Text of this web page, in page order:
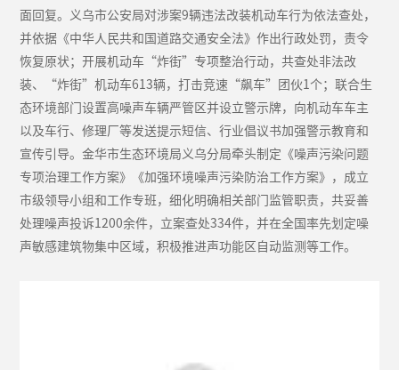
面回复。义乌市公安局对涉案9辆违法改装机动车行为依法查处，
并依据《中华人民共和国道路交通安全法》作出行政处罚，责令
恢复原状；开展机动车“炸街”专项整治行动，共查处非法改
装、“炸街”机动车613辆，打击竞速“飙车”团伙1个；联合生
态环境部门设置高噪声车辆严管区并设立警示牌，向机动车车主
以及车行、修理厂等发送提示短信、行业倡议书加强警示教育和
宣传引导。金华市生态环境局义乌分局牵头制定《噪声污染问题
专项治理工作方案》《加强环境噪声污染防治工作方案》，成立
市级领导小组和工作专班，细化明确相关部门监管职责，共妥善
处理噪声投诉1200余件，立案查处334件，并在全国率先划定噪
声敏感建筑物集中区域，积极推进声功能区自动监测等工作。